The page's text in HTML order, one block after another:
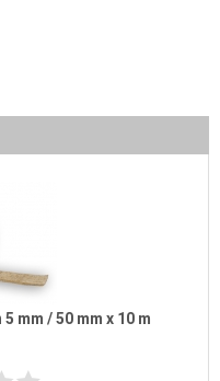
mm / 50 mm x 10 m